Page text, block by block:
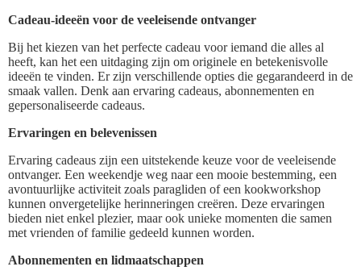
Cadeau-ideeën voor de veeleisende ontvanger
Bij het kiezen van het perfecte cadeau voor iemand die alles al
heeft, kan het een uitdaging zijn om originele en betekenisvolle
ideeën te vinden. Er zijn verschillende opties die gegarandeerd in de
smaak vallen. Denk aan ervaring cadeaus, abonnementen en
gepersonaliseerde cadeaus.
Ervaringen en belevenissen
Ervaring cadeaus zijn een uitstekende keuze voor de veeleisende
ontvanger. Een weekendje weg naar een mooie bestemming, een
avontuurlijke activiteit zoals paragliden of een kookworkshop
kunnen onvergetelijke herinneringen creëren. Deze ervaringen
bieden niet enkel plezier, maar ook unieke momenten die samen
met vrienden of familie gedeeld kunnen worden.
Abonnementen en lidmaatschappen